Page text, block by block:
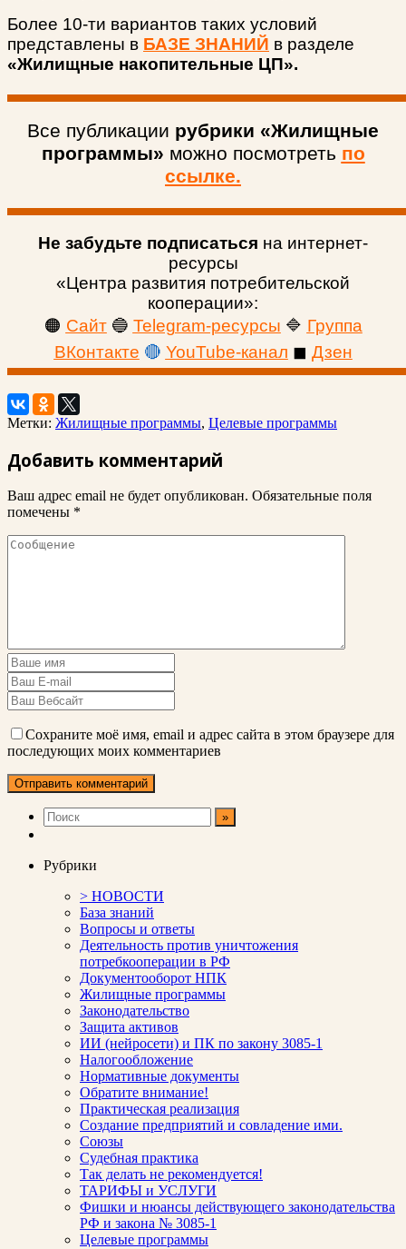
Более 10-ти вариантов таких условий
представлены в БАЗЕ ЗНАНИЙ в разделе
«Жилищные накопительные ЦП».
Все публикации рубрики «Жилищные
программы» можно посмотреть по
ссылке.
Не забудьте подписаться на интернет-
ресурсы
«Центра развития потребительской
кооперации»:
🟠 Сайт🔵 Telegram-ресурсы 🔷 Группа
ВКонтакте 🔴 YouTube-канал ◼ Дзен
Метки: Жилищные программы, Целевые программы
Добавить комментарий
Ваш адрес email не будет опубликован. Обязательные поля
помечены *
Сохраните моё имя, email и адрес сайта в этом браузере для
последующих моих комментариев
Рубрики
> НОВОСТИ
База знаний
Вопросы и ответы
Деятельность против уничтожения
потребкооперации в РФ
Документооборот НПК
Жилищные программы
Законодательство
Защита активов
ИИ (нейросети) и ПК по закону 3085-1
Налогообложение
Нормативные документы
Обратите внимание!
Практическая реализация
Создание предприятий и совладение ими.
Союзы
Судебная практика
Так делать не рекомендуется!
ТАРИФЫ и УСЛУГИ
Фишки и нюансы действующего законодательства
РФ и закона № 3085-1
Целевые программы